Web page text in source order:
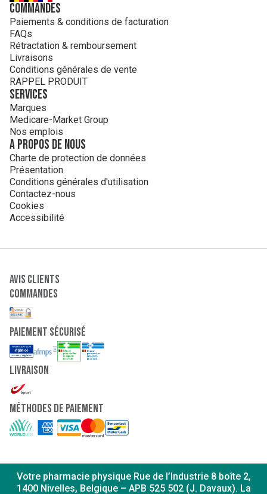
Commandes
Paiements & conditions de facturation
FAQs
Rétractation & remboursement
Livraisons
Conditions générales de vente
RAPPEL PRODUIT
Services
Marques
Medicare-Market Group
Nos emplois
A propos de nous
Charte de protection de données
Présentation
Conditions générales d'utilisation
Contactez-nous
Cookies
Accessibilité
Avis clients
Commandes
paiement sécurisé
Livraison
Méthodes de paiement
Votre pharmacie physique Rue de l’Industrie 8 boîte 2,
1400 Nivelles, Belgique – APB 525 502 (J. Davaux). La